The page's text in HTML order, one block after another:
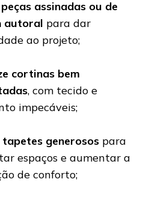
assinadas ou de
autoral para dar
ao projeto;
cortinas bem
, com tecido e
impecáveis;
generosos para
espaços e aumentar a
de conforto;